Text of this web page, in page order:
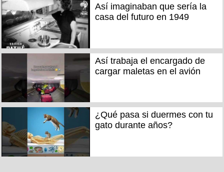
Así imaginaban que sería la
casa del futuro en 1949
Así trabaja el encargado de
cargar maletas en el avión
¿Qué pasa si duermes con tu
gato durante años?